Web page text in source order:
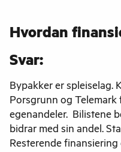
Hvordan
Svar:
Bypakker er spleiselag.
Porsgrunn og
egenandeler. Bilistene
bidrar med sin andel.
Resterende